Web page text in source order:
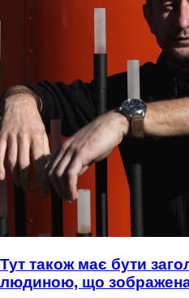
Тут також має бути
людиною, що